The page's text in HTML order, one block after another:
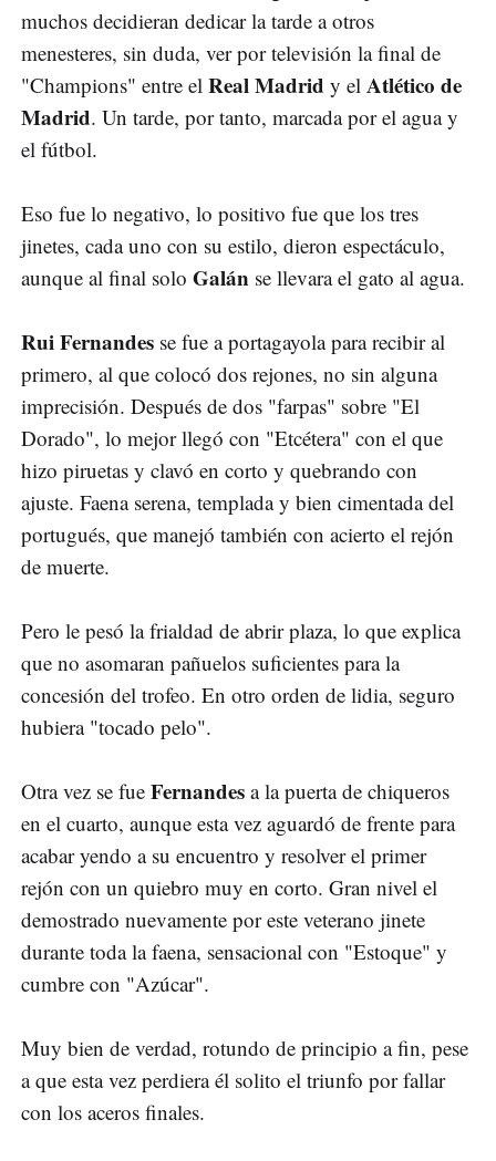
muchos decidieran dedicar la tarde a otros
menesteres, sin duda, ver por televisión la final de
"Champions" entre el Real Madrid y el Atlético de
Madrid. Un tarde, por tanto, marcada por el agua y
el fútbol.
Eso fue lo negativo, lo positivo fue que los tres
jinetes, cada uno con su estilo, dieron espectáculo,
aunque al final solo Galán se llevara el gato al agua.
Rui Fernandes se fue a portagayola para recibir al
primero, al que colocó dos rejones, no sin alguna
imprecisión. Después de dos "farpas" sobre "El
Dorado", lo mejor llegó con "Etcétera" con el que
hizo piruetas y clavó en corto y quebrando con
ajuste. Faena serena, templada y bien cimentada del
portugués, que manejó también con acierto el rejón
de muerte.
Pero le pesó la frialdad de abrir plaza, lo que explica
que no asomaran pañuelos suficientes para la
concesión del trofeo. En otro orden de lidia, seguro
hubiera "tocado pelo".
Otra vez se fue Fernandes a la puerta de chiqueros
en el cuarto, aunque esta vez aguardó de frente para
acabar yendo a su encuentro y resolver el primer
rejón con un quiebro muy en corto. Gran nivel el
demostrado nuevamente por este veterano jinete
durante toda la faena, sensacional con "Estoque" y
cumbre con "Azúcar".
Muy bien de verdad, rotundo de principio a fin, pese
a que esta vez perdiera él solito el triunfo por fallar
con los aceros finales.